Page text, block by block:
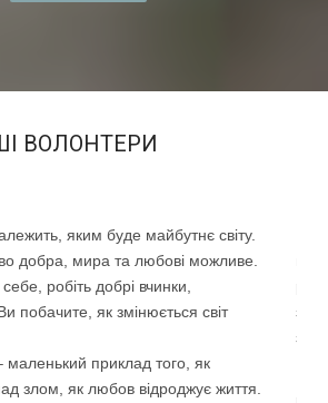
ВОЛОНТЕРИ
яким буде майбутнє світу.
добра, мира та любові можливе.
робіть добрі вчинки,
побачите, як змінюється світ
приклад того, як
злом, як любов відроджує життя.